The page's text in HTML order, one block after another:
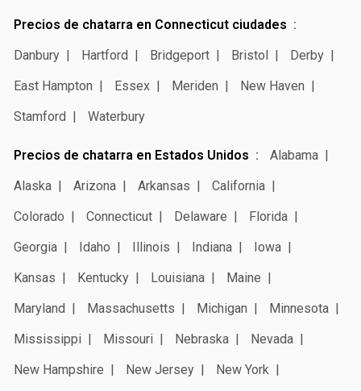
Precios de chatarra en Connecticut ciudades
Danbury
Hartford Bridgeport Bristol
Derby
East Hampton
Essex Meriden
New Haven
Stamford
Waterbury
Precios de chatarra en Estados Unidos
Alabama
Alaska
Arizona Arkansas
California
Colorado
Connecticut Delaware
Florida
Georgia
Idaho Illinois Indiana
Iowa
Kansas
Kentucky Louisiana
Maine
Maryland
Massachusetts Michigan
Minnesota
Mississippi
Missouri Nebraska
Nevada
New Hampshire
New Jersey
New York